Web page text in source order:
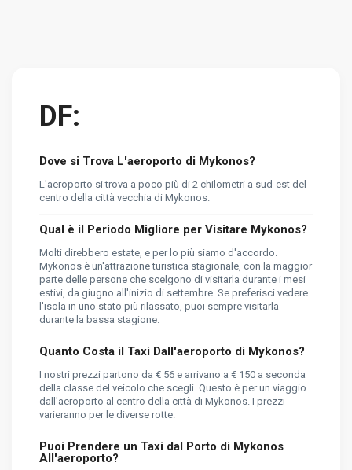
DF:
Dove si Trova L'aeroporto di Mykonos?
L'aeroporto si trova a poco più di 2 chilometri a sud-est del
centro della città vecchia di Mykonos.
Qual è il Periodo Migliore per Visitare Mykonos?
Molti direbbero estate, e per lo più siamo d'accordo.
Mykonos è un'attrazione turistica stagionale, con la maggior
parte delle persone che scelgono di visitarla durante i mesi
estivi, da giugno all'inizio di settembre. Se preferisci vedere
l'isola in uno stato più rilassato, puoi sempre visitarla
durante la bassa stagione.
Quanto Costa il Taxi Dall'aeroporto di Mykonos?
I nostri prezzi partono da € 56 e arrivano a € 150 a seconda
della classe del veicolo che scegli. Questo è per un viaggio
dall'aeroporto al centro della città di Mykonos. I prezzi
varieranno per le diverse rotte.
Puoi Prendere un Taxi dal Porto di Mykonos
All'aeroporto?